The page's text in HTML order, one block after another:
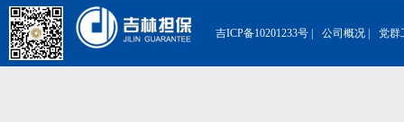
吉ICP备10201233号 公司概况 党群